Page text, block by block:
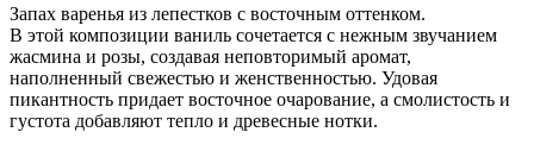
Запах варенья из лепестков с восточным оттенком.
В этой композиции ваниль сочетается с нежным звучанием
жасмина и розы, создавая неповторимый аромат,
наполненный свежестью и женственностью. Удовая
пикантность придает восточное очарование, а смолистость и
густота добавляют тепло и древесные нотки.